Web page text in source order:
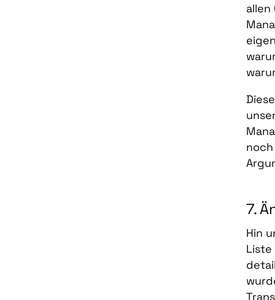
7.
Hin